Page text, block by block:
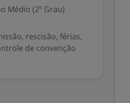
Médio (2º Grau)
rescisão, férias,
de convenção